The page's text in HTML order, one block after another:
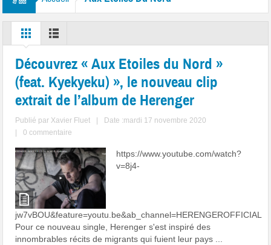
Découvrez « Aux Etoiles du Nord »
(feat. Kyekyeku) », le nouveau clip
extrait de l’album de Herenger
Publié par Xavier Fluet
Date :mardi 17 novembre 2020
0 commentaire
https://www.youtube.com/watch?
v=8j4-
jw7vBOU&feature=youtu.be&ab_channel=HERENGEROFFICIAL
Pour ce nouveau single, Herenger s'est inspiré des
innombrables récits de migrants qui fuient leur pays ...